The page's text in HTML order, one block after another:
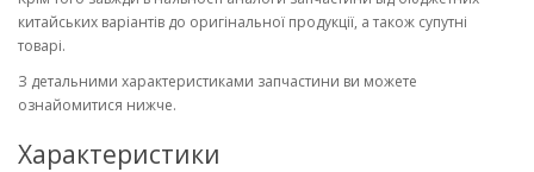
китайських варіантів до оригінальної продукції, а також супутні
товарі.
З детальними характеристиками запчастини ви можете
ознайомитися нижче.
Характеристики